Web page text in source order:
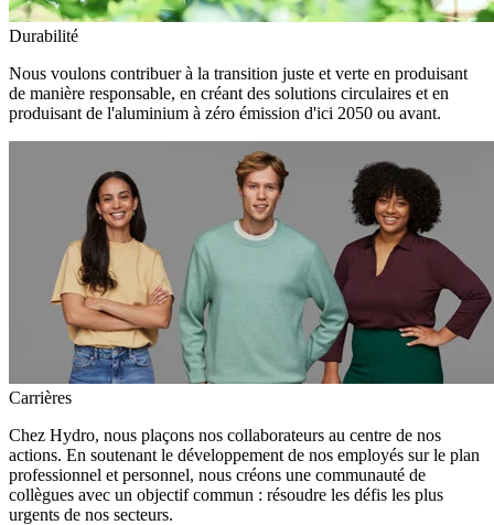
Durabilité
Nous voulons contribuer à la transition juste et verte en produisant
de manière responsable, en créant des solutions circulaires et en
produisant de l'aluminium à zéro émission d'ici 2050 ou avant.
Carrières
Chez Hydro, nous plaçons nos collaborateurs au centre de nos
actions. En soutenant le développement de nos employés sur le plan
professionnel et personnel, nous créons une communauté de
collègues avec un objectif commun : résoudre les défis les plus
urgents de nos secteurs.